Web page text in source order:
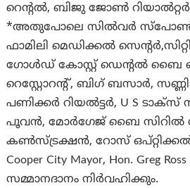
റെന്റൽ, ബിജു ജോൺ
*അതുപോലെ സിൽവർ
ഫാമിലി മെഡിക്കൽ
ഗോൾഡ് കോസ്റ്റ് ഡെന്റൽ ബൈ
റെസ്റ്റോറന്റ്, ബിഗ് ബസാർ, സണ്ണി
പണിക്കർ റിയൽട്ടർ, U S ടാക്സ്
പൂവൻ, മോർഗേജ് ബൈ സിറിൽ
കൺസ്ട്രക്ഷൻ, റോസ്
Cooper City Mayor, Hon. Greg
സമ്മാനദാനം നിർവഹിക്കും.